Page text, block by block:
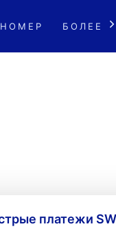
БОЛЕЕ
платежи